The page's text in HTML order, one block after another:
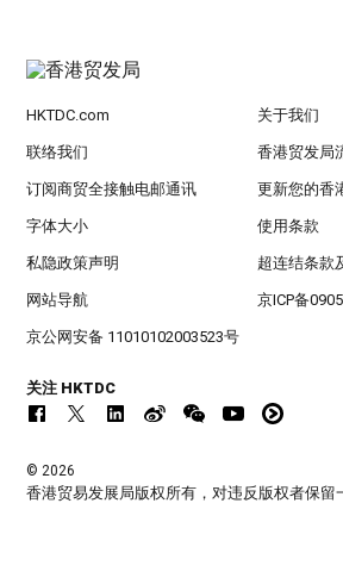
HKTDC.com 关于我们
联络我们 香港贸发局
订阅商贸全接触电邮通讯 更新您的香
字体大小 使用条款
私隐政策声明 超连结条款
网站导航 京ICP备
京公网安备 11010102003523号
关注 HKTDC
© 2026
香港贸易发展局版权所有，对违反版权者保留